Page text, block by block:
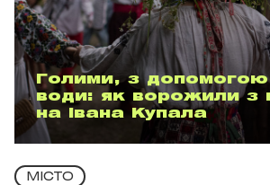
Голими, з допомогою
води: як ворожили з
на Івана Купала
МІСТО